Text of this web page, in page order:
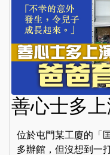
善心士多
位於屯門某工廈的「
多辦館，但沒想到一